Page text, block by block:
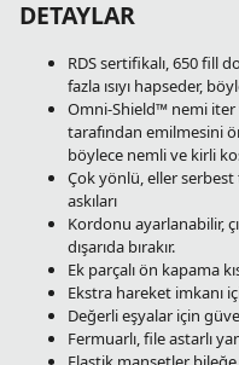
DETAYLAR
RDS sertifikalı, 650 fill
fazla ısıyı hapseder,
Omni-Shield™ nemi iter
tarafından emilmesini
böylece nemli ve kirli
Çok yönlü, eller serbest
askıları
Kordonu ayarlanabilir,
dışarıda bırakır.
Ek parçalı ön kapama
Ekstra hareket imkanı
Değerli eşyalar için
Fermuarlı, file astarlı